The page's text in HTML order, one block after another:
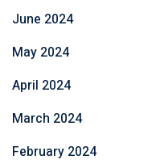
June 2024
May 2024
April 2024
March 2024
February 2024